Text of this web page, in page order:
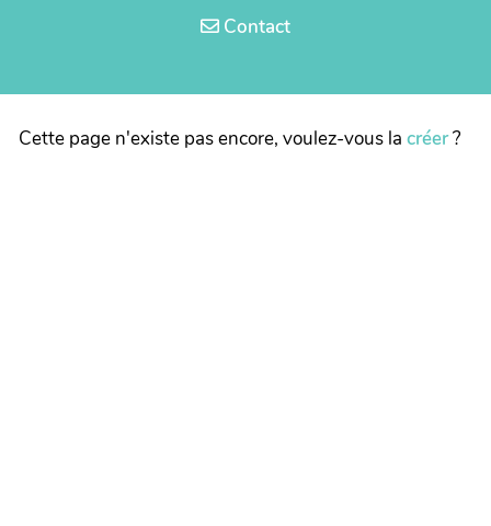
Contact
Cette page n'existe pas encore, voulez-vous la créer?